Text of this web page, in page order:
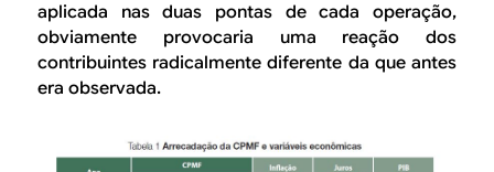
aplicada nas duas pontas de cada operação,
obviamente provocaria uma reação dos
contribuintes radicalmente diferente da que antes
era observada.